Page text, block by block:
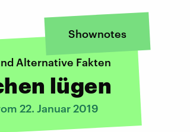
Shownotes
Alternative Fakten
lügen
22. Januar 2019